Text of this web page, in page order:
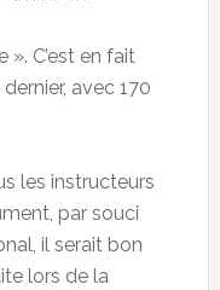
C’est en fait
avec 170
les instructeurs
par souci
il serait bon
lors de la